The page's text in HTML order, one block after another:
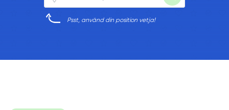
Psst, använd din position vetja!